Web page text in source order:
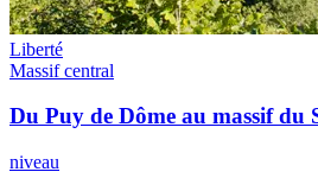
Liberté
Massif central
Du Puy de Dôme au massif du
niveau